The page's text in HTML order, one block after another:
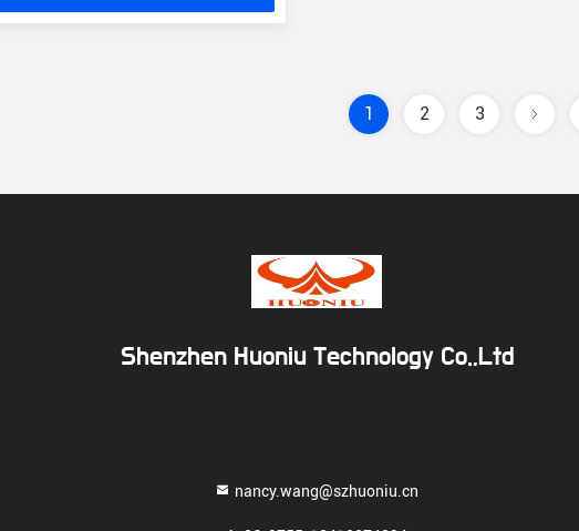
1 2 3
Shenzhen Huoniu Technology Co.,Ltd
nancy.wang@szhuoniu.cn